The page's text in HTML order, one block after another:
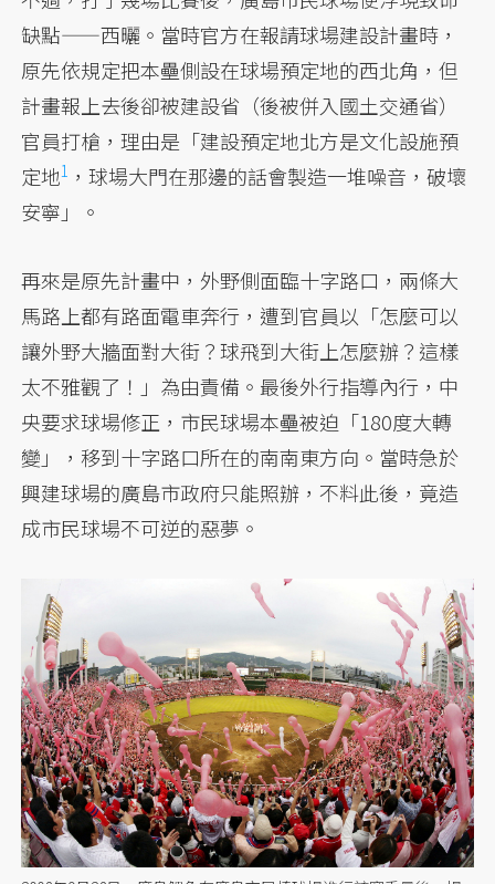
缺點——西曬。當時官方在報請球場建設計畫時，
原先依規定把本壘側設在球場預定地的西北角，但
計畫報上去後卻被建設省（後被併入國土交通省）
官員打槍，理由是「建設預定地北方是文化設施預
定地1 ，球場大門在那邊的話會製造一堆噪音，破壞
安寧」。
再來是原先計畫中，外野側面臨十字路口，兩條大
馬路上都有路面電車奔行，遭到官員以「怎麼可以
讓外野大牆面對大街？球飛到大街上怎麼辦？這樣
太不雅觀了！」為由責備。最後外行指導內行，中
央要求球場修正，市民球場本壘被迫「180度大轉
變」，移到十字路口所在的南南東方向。當時急於
興建球場的廣島市政府只能照辦，不料此後，竟造
成市民球場不可逆的惡夢。